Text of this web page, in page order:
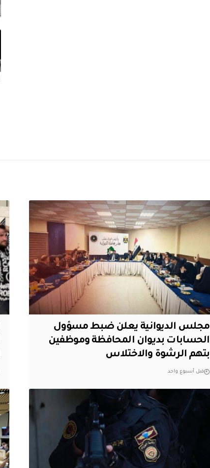
مجلس الديوانية يعلن ضبط مسؤول
الحسابات بديوان المحافظة وموظفين
بتهم الرشوة والاختلاس
قبل أسبوع واحد